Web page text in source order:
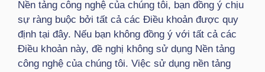
Nền tảng công nghệ của chúng tôi, bạn đồng ý chịu
sự ràng buộc bởi tất cả các Điều khoản được quy
định tại đây. Nếu bạn không đồng ý với tất cả các
Điều khoản này, đề nghị không sử dụng Nền tảng
công nghệ của chúng tôi. Việc sử dụng nền tảng